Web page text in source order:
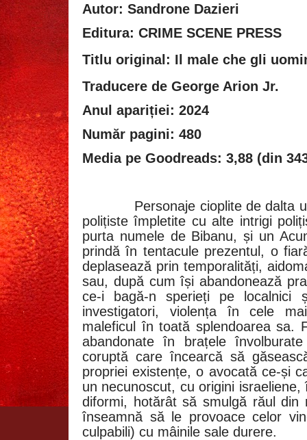
Autor: Sandrone Dazieri
Editura: CRIME SCENE PRESS
Titlu original: Il male che gli
Traducere de George Arion Jr.
Anul apariției: 2024
Număr pagini: 480
Media pe Goodreads: 3,88 (din
Personaje cioplite de dalta
polițiste împletite cu alte intrigi
purta numele de Bibanu, și un
prindă în tentacule prezentul, o
deplasează prin temporalități,
sau, după cum își abandonează
ce-i bagă-n sperieți pe localnici
investigatori, violența în cele
maleficul în toată splendoarea sa.
abandonate în brațele
coruptă care încearcă să
propriei existențe, o avocată ce-și
un necunoscut, cu origini
diformi, hotărât să smulgă răul din
înseamnă să le provoace celor
culpabili) cu mâinile sale durere.